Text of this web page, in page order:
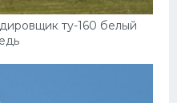
ту-160 белый